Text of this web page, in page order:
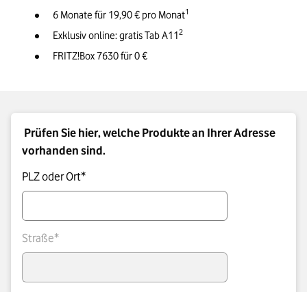
6 Monate für 19,90 € pro Monat1
Exklusiv online: gratis Tab A112
FRITZ!Box 7630 für 0 €
Prüfen Sie hier, welche Produkte an Ihrer Adresse
vorhanden sind.
PLZ oder Ort*
Straße*